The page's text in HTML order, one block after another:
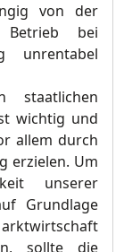
von der
bei
unrentabel
staatlichen
wichtig und
allem durch
erzielen. Um
unserer
Grundlage
sollte die